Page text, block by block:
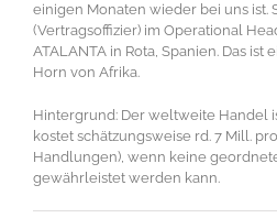
einigen Monaten wieder bei uns ist.
(Vertragsoffizier) im Operational
ATALANTA in Rota, Spanien. Das ist
Horn von Afrika.
Hintergrund: Der weltweite Handel
kostet schätzungsweise rd. 7 Mill.
Handlungen), wenn keine
gewährleistet werden kann.